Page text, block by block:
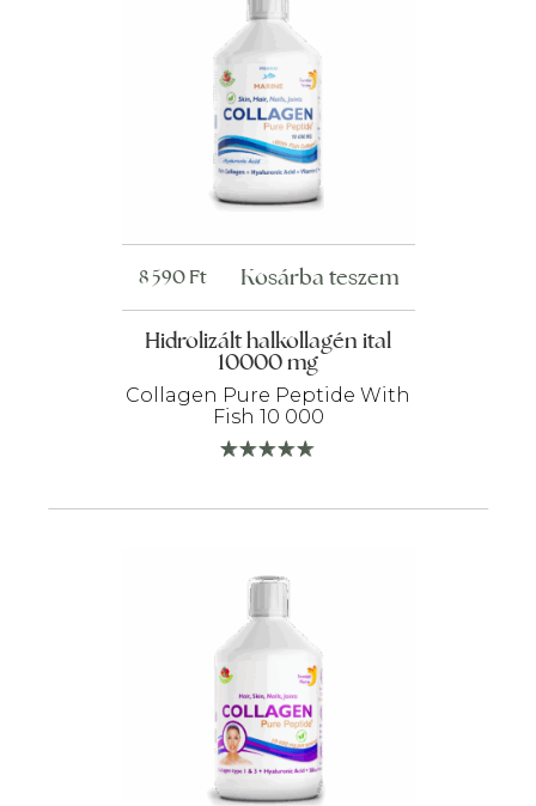
Hidrolizált halkollagén ital
10000 mg
Collagen Pure Peptide With
Fish 10 000
8 590Ft Kosárba teszem